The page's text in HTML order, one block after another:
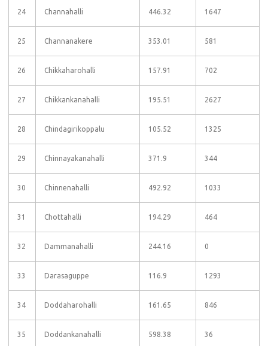
24 Channahalli 446.32 1647
25 Channanakere 353.01 581
26 Chikkaharohalli 157.91 702
27 Chikkankanahalli 195.51 2627
28 Chindagirikoppalu 105.52 1325
29 Chinnayakanahalli 371.9 344
30 Chinnenahalli 492.92 1033
31 Chottahalli 194.29 464
32 Dammanahalli 244.16 0
33 Darasaguppe 116.9 1293
34 Doddaharohalli 161.65 846
35 Doddankanahalli 598.38 36